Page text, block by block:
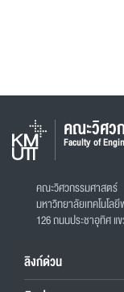
คณะวิศว
Faculty of
คณะวิศวกรรมศาสตร์
มหาวิทยาลัยเทคโนโล
126 ถนนประชาอุทิศ แ
ลิงก์ด่วน